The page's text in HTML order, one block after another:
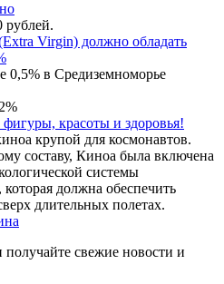
рублей.
Virgin) должно обладать
0,5% в Средиземноморье
красоты и здоровья!
крупой для космонавтов.
составу, Киноа была включена
системы
должна обеспечить
длительных полетах.
свежие новости и